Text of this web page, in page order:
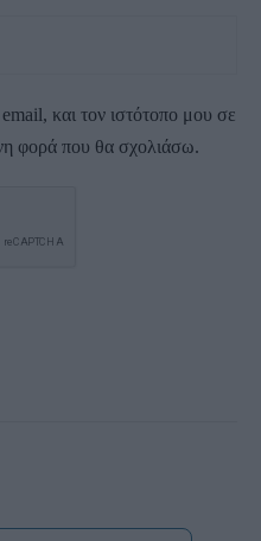
και τον ιστότοπο μου σε
φορά που θα σχολιάσω.